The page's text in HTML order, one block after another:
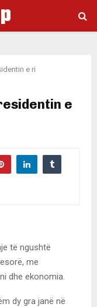
e ri
e
të ngushtë
me
dhe ekonomia.
dy gra janë në